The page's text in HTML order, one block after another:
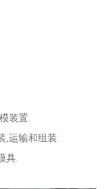
装置.
,运输和组装.
具.